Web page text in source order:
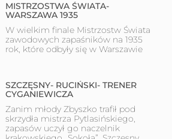
MISTRZOSTWA ŚWIATA-
WARSZAWA 1935
W wielkim finale Mistrzostw Świata
zawodowych zapaśników na 1935
rok, które odbyły się w Warszawie
SZCZĘSNY- RUCIŃSKI- TRENER
CYGANIEWICZA
Zanim młody Zbyszko trafił pod
skrzydła mistrza Pytlasińskiego,
zapasów uczył go naczelnik